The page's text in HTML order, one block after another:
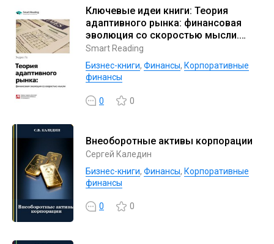
Ключевые идеи книги: Теория
адаптивного рынка: финансовая
эволюция со скоростью мысли.
Эндрю Ло
Smart Reading
Бизнес-книги, Финансы, Корпоративные
финансы
0 0
Внеоборотные активы корпорации
Сергей Каледин
Бизнес-книги, Финансы, Корпоративные
финансы
0 0